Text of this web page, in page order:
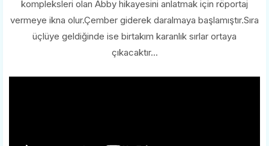
kompleksleri olan Abby hikayesini anlatmak için röportaj
vermeye ikna olur.Çember giderek daralmaya başlamıştır.Sıra
üçlüye geldiğinde ise birtakım karanlık sırlar ortaya
çıkacaktır...